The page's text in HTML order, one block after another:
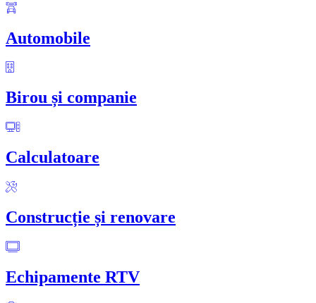
Automobile
Birou și companie
Calculatoare
Construcție și renovare
Echipamente RTV